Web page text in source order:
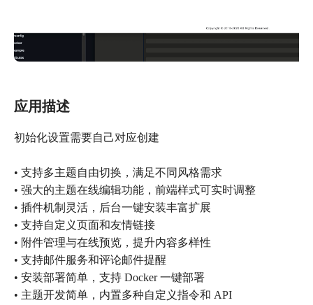
应用描述
初始化设置需要自己对应创建
• 支持多主题自由切换，满足不同风格需求
• 强大的主题在线编辑功能，前端样式可实时调整
• 插件机制灵活，后台一键安装丰富扩展
• 支持自定义页面和友情链接
• 附件管理与在线预览，提升内容多样性
• 支持邮件服务和评论邮件提醒
• 安装部署简单，支持 Docker 一键部署
• 主题开发简单，内置多种自定义指令和 API